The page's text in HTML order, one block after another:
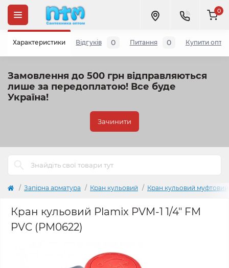
Замовлення до 500 грн відправляються
лише за передоплатою! Все буде
Україна!
Зачинити
0
Запірна арматура Кран кульовий Кран кульовий муфтовий
Кран кульовий Plamix PVM-1 1/4" FM
PVC (PM0622)
Характеристики Відгуків 0 Питання 0 Купити